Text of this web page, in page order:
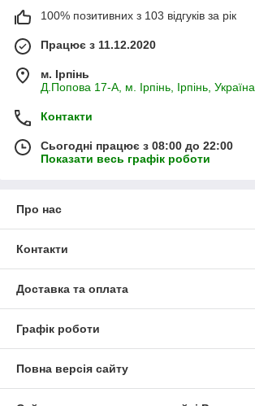
100% позитивних з 103 відгуків за рік
Працює з 11.12.2020
м. Ірпінь
Д.Попова 17-А, м. Ірпінь, Ірпінь, Україна
Контакти
Сьогодні працює з 08:00 до 22:00
Показати весь графік роботи
Про нас
Контакти
Доставка та оплата
Графік роботи
Повна версія сайту